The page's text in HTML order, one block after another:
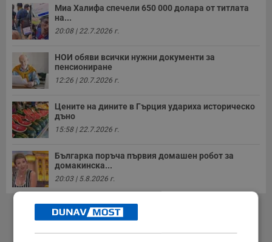
Миа Халифа спечели 650 000 долара от титлата
на...
20:08 | 22.7.2026 г.
НОИ обяви всички нужни документи за
пенсиониране
12:26 | 20.7.2026 г.
Цените на дините в Гърция удариха историческо
дъно
15:58 | 22.7.2026 г.
Българка поръча първия домашен робот за
домакинска...
20:03 | 5.8.2026 г.
РЕКЛАМА